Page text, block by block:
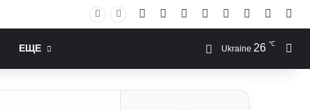
Facebook YouTubeInstagram
RSS Log In
ЕЩЕ Ukraine 26 ℃